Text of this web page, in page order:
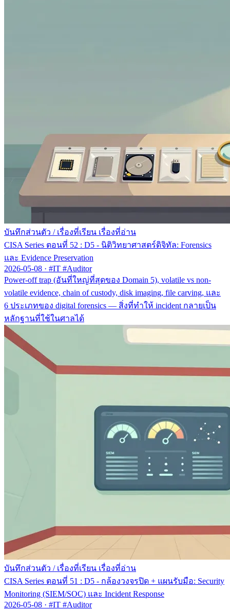
บันทึกส่วนตัว / เรื่องที่เรียน เรื่องที่อ่าน
CISA Series ตอนที่ 52 : D5 - นิติวิทยาศาสตร์ดิจิทัล: Forensics
และ Evidence Preservation
2026-05-08 · #IT #Auditor
Power-off trap (อันที่ใหญ่ที่สุดของ Domain 5), volatile vs non-
volatile evidence, chain of custody, disk imaging, file carving, และ
6 ประเภทของ digital forensics — สิ่งที่ทำให้ incident กลายเป็น
หลักฐานที่ใช้ในศาลได้
บันทึกส่วนตัว / เรื่องที่เรียน เรื่องที่อ่าน
CISA Series ตอนที่ 51 : D5 - กล้องวงจรปิด + แผนรับมือ: Security
Monitoring (SIEM/SOC) และ Incident Response
2026-05-08 · #IT #Auditor